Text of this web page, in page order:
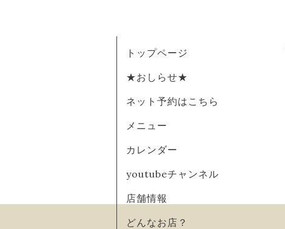
トップページ
★おしらせ★
ネット予約はこちら
メニュー
カレンダー
youtubeチャンネル
店舗情報
どんなお店？